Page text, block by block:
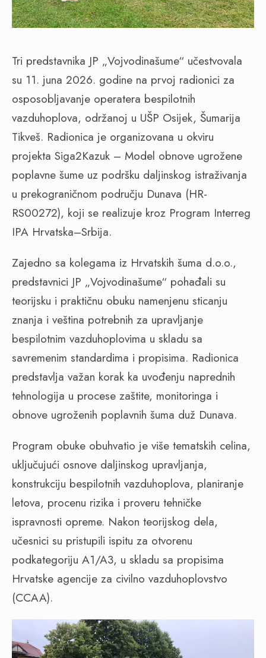
Tri predstavnika JP „Vojvodinašume“ učestvovala
su 11. juna 2026. godine na prvoj radionici za
osposobljavanje operatera bespilotnih
vazduhoplova, održanoj u UŠP Osijek, Šumarija
Tikveš. Radionica je organizovana u okviru
projekta Siga2Kazuk – Model obnove ugrožene
poplavne šume uz podršku daljinskog istraživanja
u prekograničnom području Dunava (HR-
RS00272), koji se realizuje kroz Program Interreg
IPA Hrvatska–Srbija.
Zajedno sa kolegama iz Hrvatskih šuma d.o.o.,
predstavnici JP „Vojvodinašume“ pohađali su
teorijsku i praktičnu obuku namenjenu sticanju
znanja i veština potrebnih za upravljanje
bespilotnim vazduhoplovima u skladu sa
savremenim standardima i propisima. Radionica
predstavlja važan korak ka uvođenju naprednih
tehnologija u procese zaštite, monitoringa i
obnove ugroženih poplavnih šuma duž Dunava.
Program obuke obuhvatio je više tematskih celina,
uključujući osnove daljinskog upravljanja,
konstrukciju bespilotnih vazduhoplova, planiranje
letova, procenu rizika i proveru tehničke
ispravnosti opreme. Nakon teorijskog dela,
učesnici su pristupili ispitu za otvorenu
podkategoriju A1/A3, u skladu sa propisima
Hrvatske agencije za civilno vazduhoplovstvo
(CCAA).